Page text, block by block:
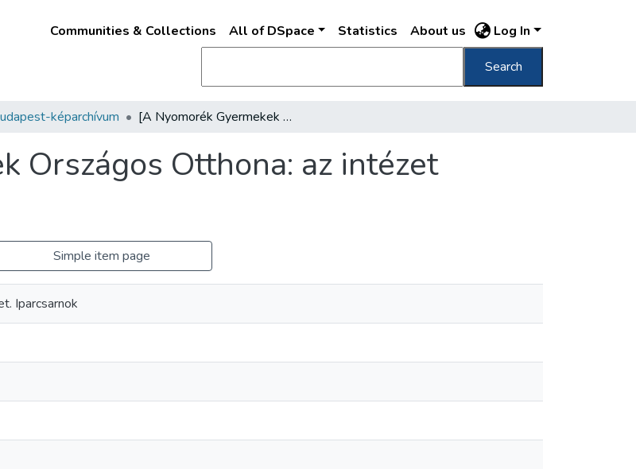
Communities & Collections All of DSpace Statistics About us Log In
Search
képarchívum [A Nyomorék Gyermekek Országos Otthona: az intézet látképe]
Országos Otthona: az intézet
Simple item page
Iparcsarnok